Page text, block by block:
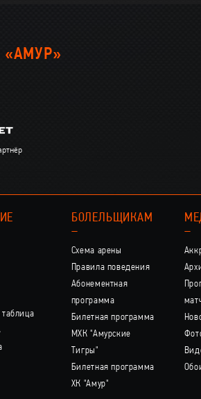
«АМУР»
таблица
БОЛЕЛЬЩИКАМ
–
Схема арены
Правила поведения
Абонементная
программа
Билетная программа
МХК "Амурские
Тигры"
Билетная программа
ХК "Амур"
–